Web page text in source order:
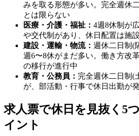
みを取る形態が多い。完全週休
とは限らない
医療・介護・福祉： 4週8休制が
や交代制があり、休日配置は施
建設・運輸・物流： 週休二日制(
週6〜8休がまだ多い。働き方改
の移行が進行中
教育・公務員： 完全週休二日制(
が、部活動・行事で休日出勤が
求人票で休日を見抜く5
イント